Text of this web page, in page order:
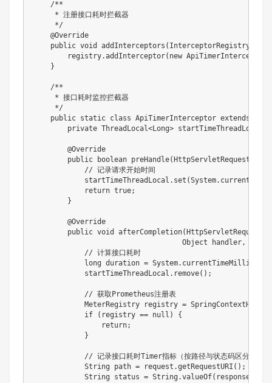
/**
     * 注册接口耗时拦截器
     */
@Override
public void addInterceptors ( InterceptorRegistry
        registry
.addInterceptor( new ApiTimerInterceptor
}
/**
     * 接口耗时监控拦截器
     */
public static class ApiTimerInterceptor extends
private ThreadLocal<Long> startTimeThreadLocal
@Override
public
boolean preHandle( HttpServletRequest
// 记录请求开始时间
            startTimeThreadLocal
. set (System.
return true;
}
@Override
public void afterCompletion( HttpServletRequest
Object handler,
// 计算接口耗时
long duration = System. currentTimeMillis
            startTimeThreadLocal
. remove( ) ;
// 获取Prometheus注册表
MeterRegistry registry = SpringContextHolder
if
( registry == null )
{
return;
}
// 记录接口耗时Timer指标（按路径与状态码区分）
String path = request .getRequestURI ( ) ;
String status = String .valueOf( response